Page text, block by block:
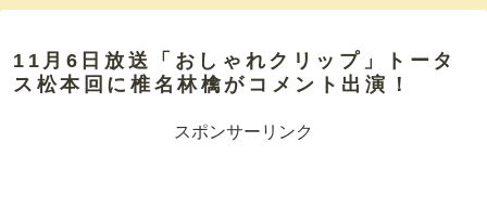
11月6日放送「おしゃれクリップ」トータ
ス松本回に椎名林檎がコメント出演！
スポンサーリンク